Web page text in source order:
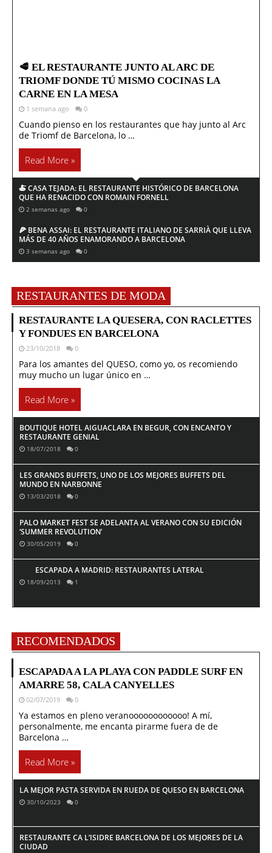
🥩 EL RESTAURANTE JUNTO AL ARC DE
TRIOMF DONDE TÚ MISMO COCINAS LA
CARNE EN LA MESA
1 semana ago 0
Cuando pienso en los restaurantes que hay junto al Arc
de Triomf de Barcelona, lo …
Read More »
🍝 CASA TEJADA: EL RESTAURANTE HISTÓRICO DE BARCELONA
QUE HA RENACIDO CON ROMAIN FORNELL
2 semanas ago 0
🍕 BENA ASSAI: EL RESTAURANTE ITALIANO DE SARRIÀ QUE LLEVA
MÁS DE 40 AÑOS ENAMORANDO A BARCELONA
3 semanas ago 0
RESTAURANTES DE MODA
RESTAURANTE LA QUESERA, CON RACLETTES
Y FONDUES EN BARCELONA
23/10/2018 0
Para los amantes del QUESO, como yo, os recomiendo
muy mucho un lugar único en …
Read More »
BOUTIQUE HOTEL AIGUACLARA EN BEGUR, CON ENCANTO Y
RESTAURANTE GENIAL
18/07/2018 0
LES GRANDS BUFFETS, UNO DE LOS MEJORES BUFFETS DEL
MUNDO EN NARBONNE
13/03/2018 0
PALO MARKET FEST SE ADELANTA AL VERANO CON SU EDICIÓN
‘SUMMER REVOLUTION’
30/05/2019 0
ESCAPADA A MADRID: RESTAURANTES LATERAL
18/09/2013 1
RECOMENDADOS
ESCAPADA A LA PLAYA CON PADDLE SURF EN
AMARRE 58, CALA CANYELLES
02/07/2019 0
Ya estamos en pleno veranoooooooooooo! A mí,
personalmente, me encanta pirarme fuera de de
Barcelona …
Read More »
LA MEJOR PASTA SERVIDA EN RUEDA DE QUESO EN BARCELONA
30/10/2023 0
RESTAURANTE CA L’ISIDRE BARCELONA DE LOS MEJORES DE LA
CIUDAD